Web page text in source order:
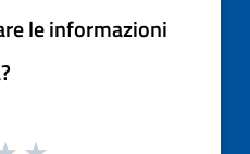
le informazioni